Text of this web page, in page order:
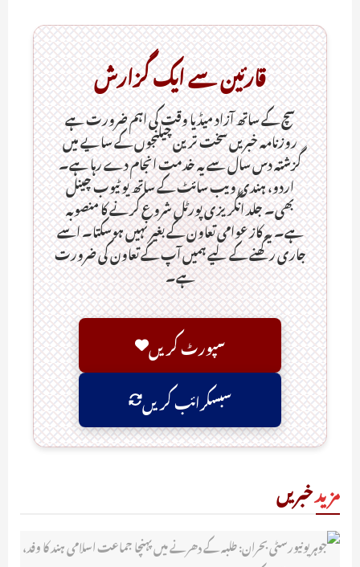
قارئین سے ایک گزارش
سچ کے ساتھ آزاد میڈیا وقت کی اہم ضرورت ہےـ
روزنامہ خبریں سخت ترین چیلنجوں کے سایے میں
گزشتہ دس سال سے یہ خدمت انجام دے رہا ہے۔
اردو، ہندی ویب سائٹ کے ساتھ یو ٹیوب چینل
بھی۔ جلد انگریزی پورٹل شروع کرنے کا منصوبہ
ہے۔ یہ کاز عوامی تعاون کے بغیر نہیں ہوسکتا۔ اسے
جاری رکھنے کے لیے ہمیں آپ کے تعاون کی ضرورت
ہے۔
سپورٹ کریں
سبسکرائب کریں
مزیدخبریں